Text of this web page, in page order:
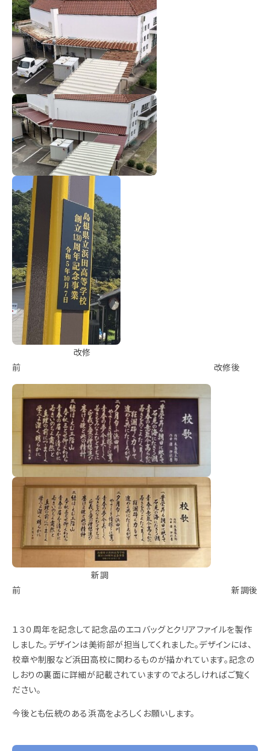
改修
前 改修後
新調
前 新調後
１３０周年を記念して記念品のエコバッグとクリアファイルを製作
しました。デザインは美術部が担当してくれました。デザインには、
校章や制服など浜田高校に関わるものが描かれています。記念の
しおりの裏面に詳細が記載されていますのでよろしければご覧く
ださい。
今後とも伝統のある浜高をよろしくお願いします。